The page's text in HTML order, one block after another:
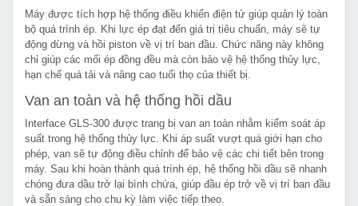
Máy được tích hợp hệ thống điều khiển điện tử giúp quản lý toàn
bộ quá trình ép. Khi lực ép đạt đến giá trị tiêu chuẩn, máy sẽ tự
động dừng và hồi piston về vị trí ban đầu. Chức năng này không
chỉ giúp các mối ép đồng đều mà còn bảo vệ hệ thống thủy lực,
hạn chế quá tải và nâng cao tuổi thọ của thiết bị.
Van an toàn và hệ thống hồi dầu
Interface GLS-300 được trang bị van an toàn nhằm kiểm soát áp
suất trong hệ thống thủy lực. Khi áp suất vượt quá giới hạn cho
phép, van sẽ tự động điều chỉnh để bảo vệ các chi tiết bên trong
máy. Sau khi hoàn thành quá trình ép, hệ thống hồi dầu sẽ nhanh
chóng đưa dầu trở lại bình chứa, giúp đầu ép trở về vị trí ban đầu
và sẵn sàng cho chu kỳ làm việc tiếp theo.